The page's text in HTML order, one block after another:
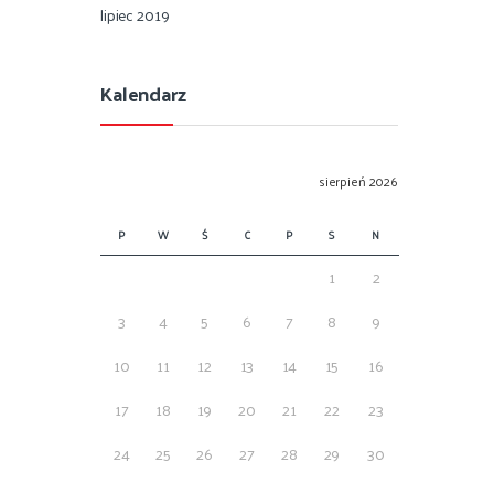
lipiec 2019
Kalendarz
sierpień 2026
P W Ś C P S N
1
2
3
4 5 6 7 8
9
10
11 12 13 14 15
16
17
18 19 20 21 22
23
24
25 26 27 28 29
30